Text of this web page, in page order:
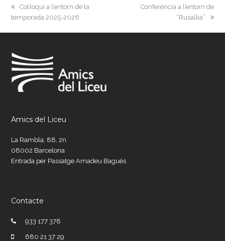
previous
post:
Col·loqui a l’entorn de la
temporada 2025-2026
next
Conferència a l’entorn de
“Rusalka”
Amics del Liceu
La Rambla, 88, 2n
08002 Barcelona
Entrada per Passatge Amadeu Bagués
Contacte
933 177 378
680 21 37 29